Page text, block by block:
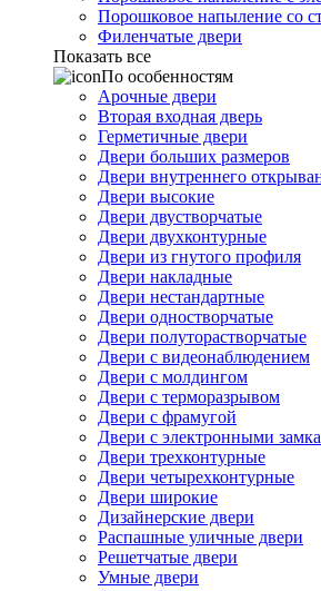
Порошковое напыление со
Филенчатые двери
Показать все
По особенностям
Арочные двери
Вторая входная дверь
Герметичные двери
Двери больших размеров
Двери внутреннего
Двери высокие
Двери двустворчатые
Двери двухконтурные
Двери из гнутого профиля
Двери накладные
Двери нестандартные
Двери одностворчатые
Двери полуторастворчатые
Двери с видеонаблюдением
Двери с молдингом
Двери с терморазрывом
Двери с фрамугой
Двери с электронными
Двери трехконтурные
Двери четырехконтурные
Двери широкие
Дизайнерские двери
Распашные уличные двери
Решетчатые двери
Умные двери